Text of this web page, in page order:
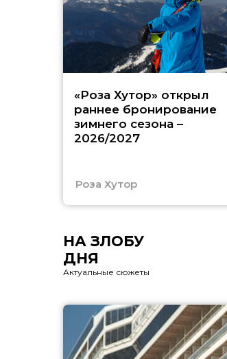
«Роза Хутор» открыл
раннее бронирование
зимнего сезона –
2026/2027
Роза Хутор
НА ЗЛОБУ
ДНЯ
Актуальные сюжеты